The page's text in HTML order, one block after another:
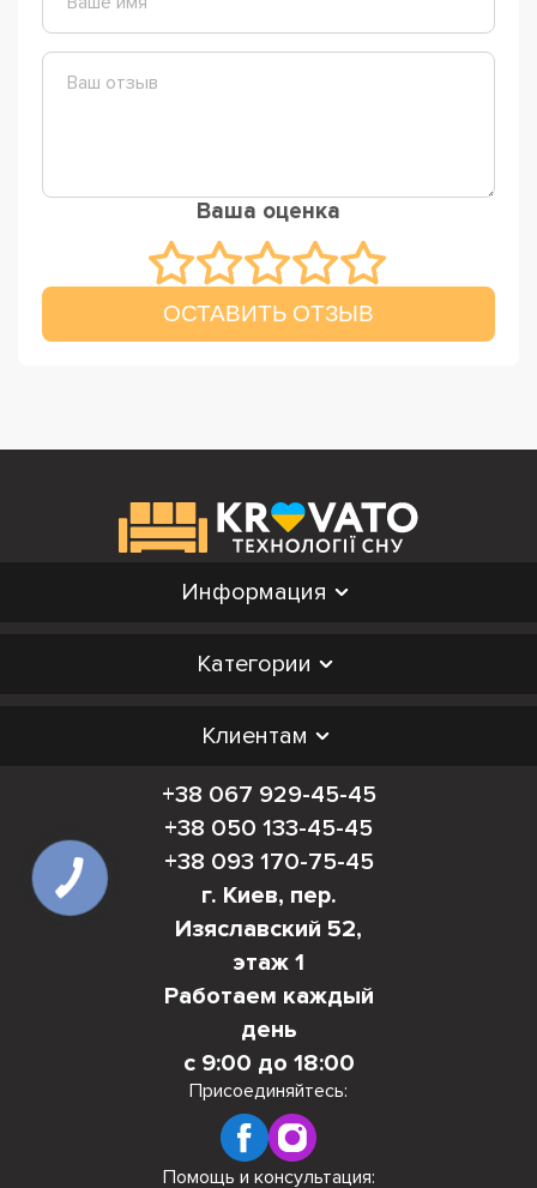
Ваша оценка
ОСТАВИТЬ ОТЗЫВ
Информация
Категории
Клиентам
+38 067 929-45-45
+38 050 133-45-45
+38 093 170-75-45
г. Киев, пер.
Изяславский 52,
этаж 1
Работаем каждый
день
с 9:00 до 18:00
Присоединяйтесь:
Помощь и консультация: